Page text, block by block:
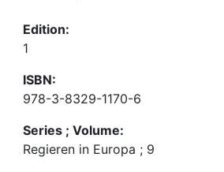
Edition:
1
ISBN:
978-3-8329-1170-6
Series ; Volume:
Regieren in Europa ; 9